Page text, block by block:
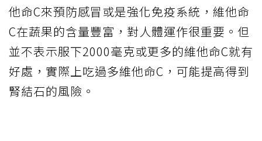
他命C來預防感冒或是強化免疫系統，維他命
C在蔬果的含量豐富，對人體運作很重要。但
並不表示服下2000毫克或更多的維他命C就有
好處，實際上吃過多維他命C，可能提高得到
腎結石的風險。